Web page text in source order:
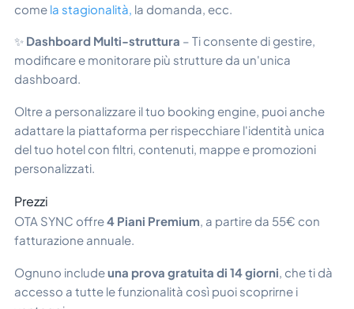
come la stagionalità, la domanda, ecc.
✨ Dashboard Multi-struttura – Ti consente di gestire,
modificare e monitorare più strutture da un'unica
dashboard.
Oltre a personalizzare il tuo booking engine, puoi anche
adattare la piattaforma per rispecchiare l'identità unica
del tuo hotel con filtri, contenuti, mappe e promozioni
personalizzati.
Prezzi
OTA SYNC offre4 Piani Premium, a partire da 55€ con
fatturazione annuale.
Ognuno includeuna prova gratuita di 14 giorni, che ti dà
accesso a tutte le funzionalità così puoi scoprirne i